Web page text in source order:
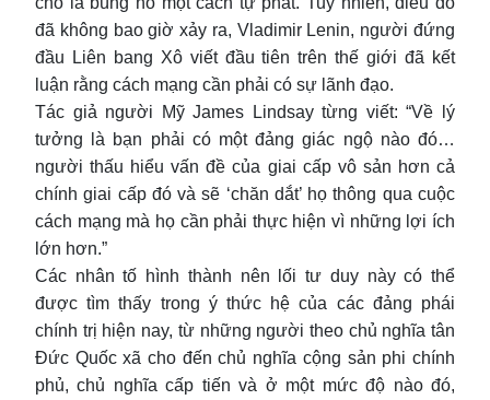
đã không bao giờ xảy ra, Vladimir Lenin, người đứng
đầu Liên bang Xô viết đầu tiên trên thế giới đã kết
luận rằng cách mạng cần phải có sự lãnh đạo.
Tác giả người Mỹ James Lindsay từng viết: “Về lý
tưởng là bạn phải có một đảng giác ngộ nào đó…
người thấu hiểu vấn đề của giai cấp vô sản hơn cả
chính giai cấp đó và sẽ ‘chăn dắt’ họ thông qua cuộc
cách mạng mà họ cần phải thực hiện vì những lợi ích
lớn hơn.”
Các nhân tố hình thành nên lối tư duy này có thể
được tìm thấy trong ý thức hệ của các đảng phái
chính trị hiện nay, từ những người theo chủ nghĩa tân
Đức Quốc xã cho đến chủ nghĩa cộng sản phi chính
phủ, chủ nghĩa cấp tiến và ở một mức độ nào đó,